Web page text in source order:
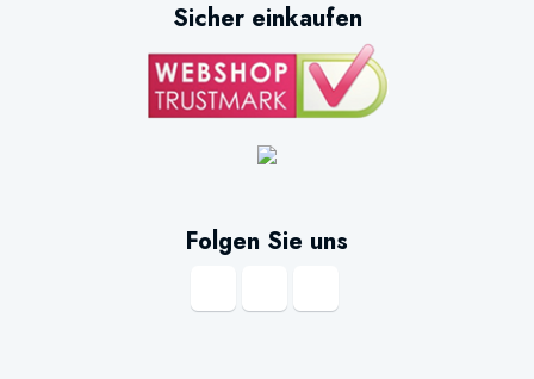
Sicher einkaufen
Folgen Sie uns